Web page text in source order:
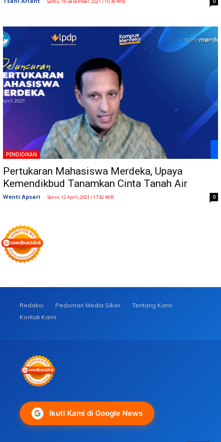
PENDIDIKAN
Pertukaran Mahasiswa Merdeka, Upaya
Kemendikbud Tanamkan Cinta Tanah Air
Wenti Apsari - Senin, 12 April, 2021 / 17:42 WIB 0
Redaksi Pedoman Media Siber
Tentang Kami
Kontak Kami
Ikuti Kami di Google News